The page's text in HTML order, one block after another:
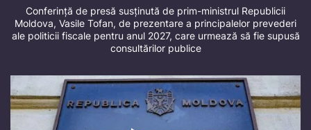
Conferință de presă susținută de prim-ministrul Republicii
Moldova, Vasile Tofan, de prezentare a principalelor prevederi
ale politicii fiscale pentru anul 2027, care urmează să fie supusă
consultărilor publice